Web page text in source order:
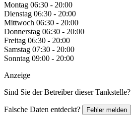
Montag 06:30 - 20:00
Dienstag 06:30 - 20:00
Mittwoch 06:30 - 20:00
Donnerstag 06:30 - 20:00
Freitag 06:30 - 20:00
Samstag 07:30 - 20:00
Sonntag 09:00 - 20:00
Anzeige
Sind Sie der Betreiber dieser Tankstelle?
Falsche Daten entdeckt? Fehler melden